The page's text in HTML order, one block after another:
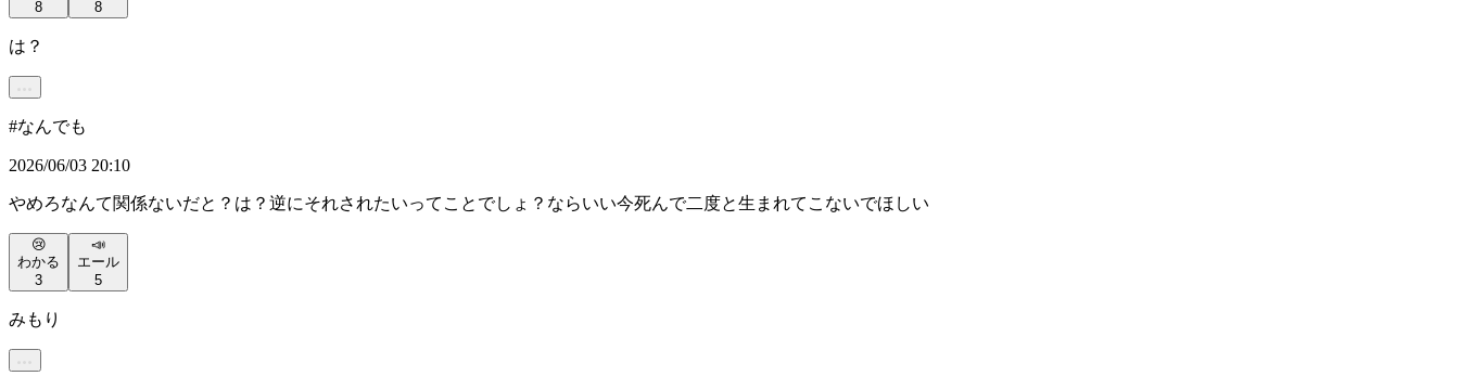
8
8
は？
#なんでも
2026/06/03 20:10
やめろなんて関係ないだと？は？逆にそれされたいってことでしょ？ならいい今死んで二度と生まれてこないでほしい
😢
わかる
3
📣
エール
5
みもり